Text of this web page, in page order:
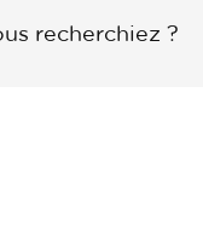
recherchiez ?